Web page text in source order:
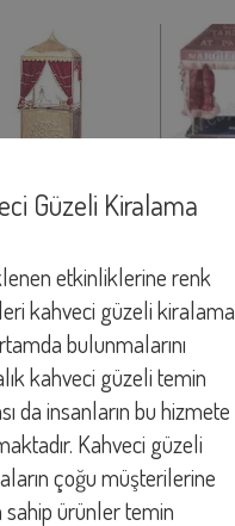
Güzeli Kiralama
etkinliklerine renk
kahveci güzeli kiralama
bulunmalarını
kahveci güzeli temin
da insanların bu hizmete
Kahveci güzeli
çoğu müşterilerine
sahip ürünler temin